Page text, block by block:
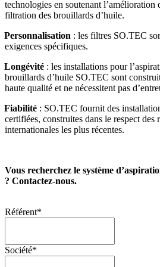
technologies en soutenant l’amélioration
filtration des brouillards d’huile.
Personnalisation : les filtres SO.TEC
exigences spécifiques.
Longévité : les installations pour
brouillards d’huile SO.TEC sont
haute qualité et ne nécessitent pas
Fiabilité : SO.TEC fournit des
certifiées, construites dans le respect des
internationales les plus récentes.
Vous recherchez le système
? Contactez-nous.
Référent*
Société*